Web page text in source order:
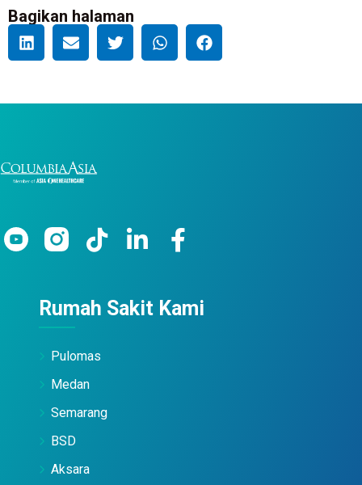
Bagikan halaman
Rumah Sakit Kami
Pulomas
Medan
Semarang
BSD
Aksara